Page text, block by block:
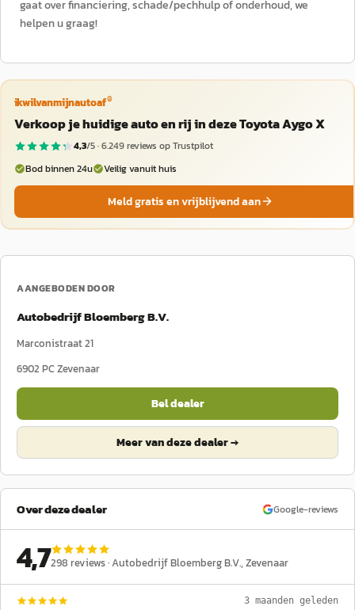
gaat over financiering, schade/pechhulp of onderhoud, we
helpen u graag!
ikwilvanmijnautoaf®
Verkoop je huidige auto en rij in deze Toyota Aygo X
4,3/5 ·6.249reviews op Trustpilot
Bod binnen 24u
Veilig vanuit huis
Meld gratis en vrijblijvend aan
AANGEBODEN DOOR
Autobedrijf Bloemberg B.V.
Marconistraat 21
6902 PC Zevenaar
Bel dealer
Meer van deze dealer →
Over deze dealer Google-reviews
4,7298 reviews ·Autobedrijf Bloemberg B.V., Zevenaar
3 maanden geleden